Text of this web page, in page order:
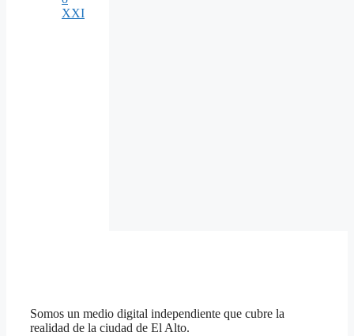
XXI
Somos un medio digital independiente que cubre la
realidad de la ciudad de El Alto.